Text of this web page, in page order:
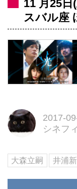
11 月25日
スバル座
2017-
シネフ
大森立嗣 井浦新